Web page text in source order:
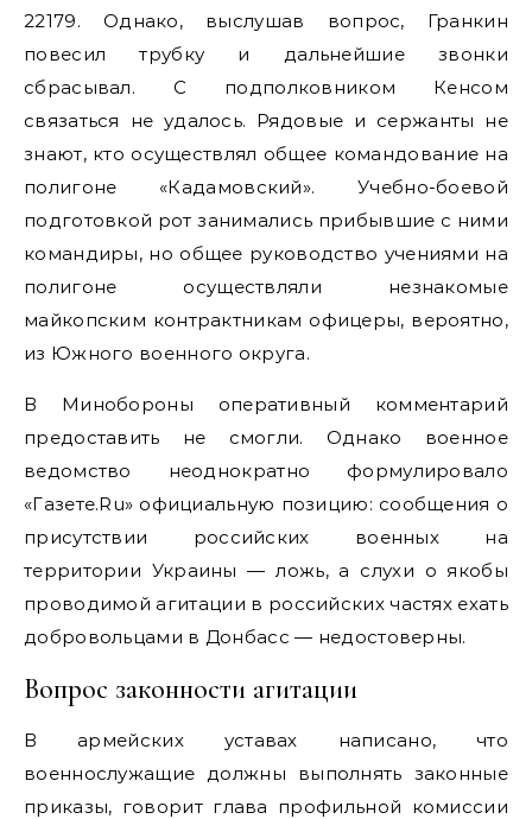
22179. Однако, выслушав вопрос, Гранкин
повесил трубку и дальнейшие звонки
сбрасывал. С подполковником Кенсом
связаться не удалось. Рядовые и сержанты не
знают, кто осуществлял общее командование на
полигоне «Кадамовский». Учебно-боевой
подготовкой рот занимались прибывшие с ними
командиры, но общее руководство учениями на
полигоне осуществляли незнакомые
майкопским контрактникам офицеры, вероятно,
из Южного военного округа.
В Минобороны оперативный комментарий
предоставить не смогли. Однако военное
ведомство неоднократно формулировало
«Газете.Ru» официальную позицию: сообщения о
присутствии российских военных на
территории Украины — ложь, а слухи о якобы
проводимой агитации в российских частях ехать
добровольцами в Донбасс — недостоверны.
Вопрос законности агитации
В армейских уставах написано, что
военнослужащие должны выполнять законные
приказы, говорит глава профильной комиссии